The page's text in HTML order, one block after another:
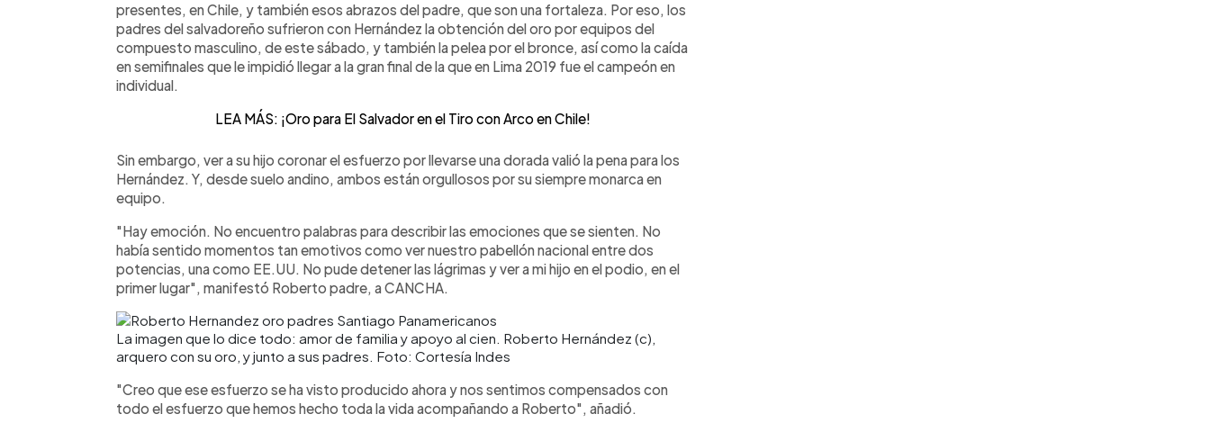
presentes, en Chile, y también esos abrazos del padre, que son una fortaleza. Por eso, los
padres del salvadoreño sufrieron con Hernández la obtención del oro por equipos del
compuesto masculino, de este sábado, y también la pelea por el bronce, así como la caída
en semifinales que le impidió llegar a la gran final de la que en Lima 2019 fue el campeón en
individual.
LEA MÁS: ¡Oro para El Salvador en el Tiro con Arco en Chile!
Sin embargo, ver a su hijo coronar el esfuerzo por llevarse una dorada valió la pena para los
Hernández. Y, desde suelo andino, ambos están orgullosos por su siempre monarca en
equipo.
"Hay emoción. No encuentro palabras para describir las emociones que se sienten. No
había sentido momentos tan emotivos como ver nuestro pabellón nacional entre dos
potencias, una como EE.UU. No pude detener las lágrimas y ver a mi hijo en el podio, en el
primer lugar", manifestó Roberto padre, a CANCHA.
La imagen que lo dice todo: amor de familia y apoyo al cien. Roberto Hernández (c),
arquero con su oro, y junto a sus padres. Foto: Cortesía Indes
"Creo que ese esfuerzo se ha visto producido ahora y nos sentimos compensados con
todo el esfuerzo que hemos hecho toda la vida acompañando a Roberto", añadió.